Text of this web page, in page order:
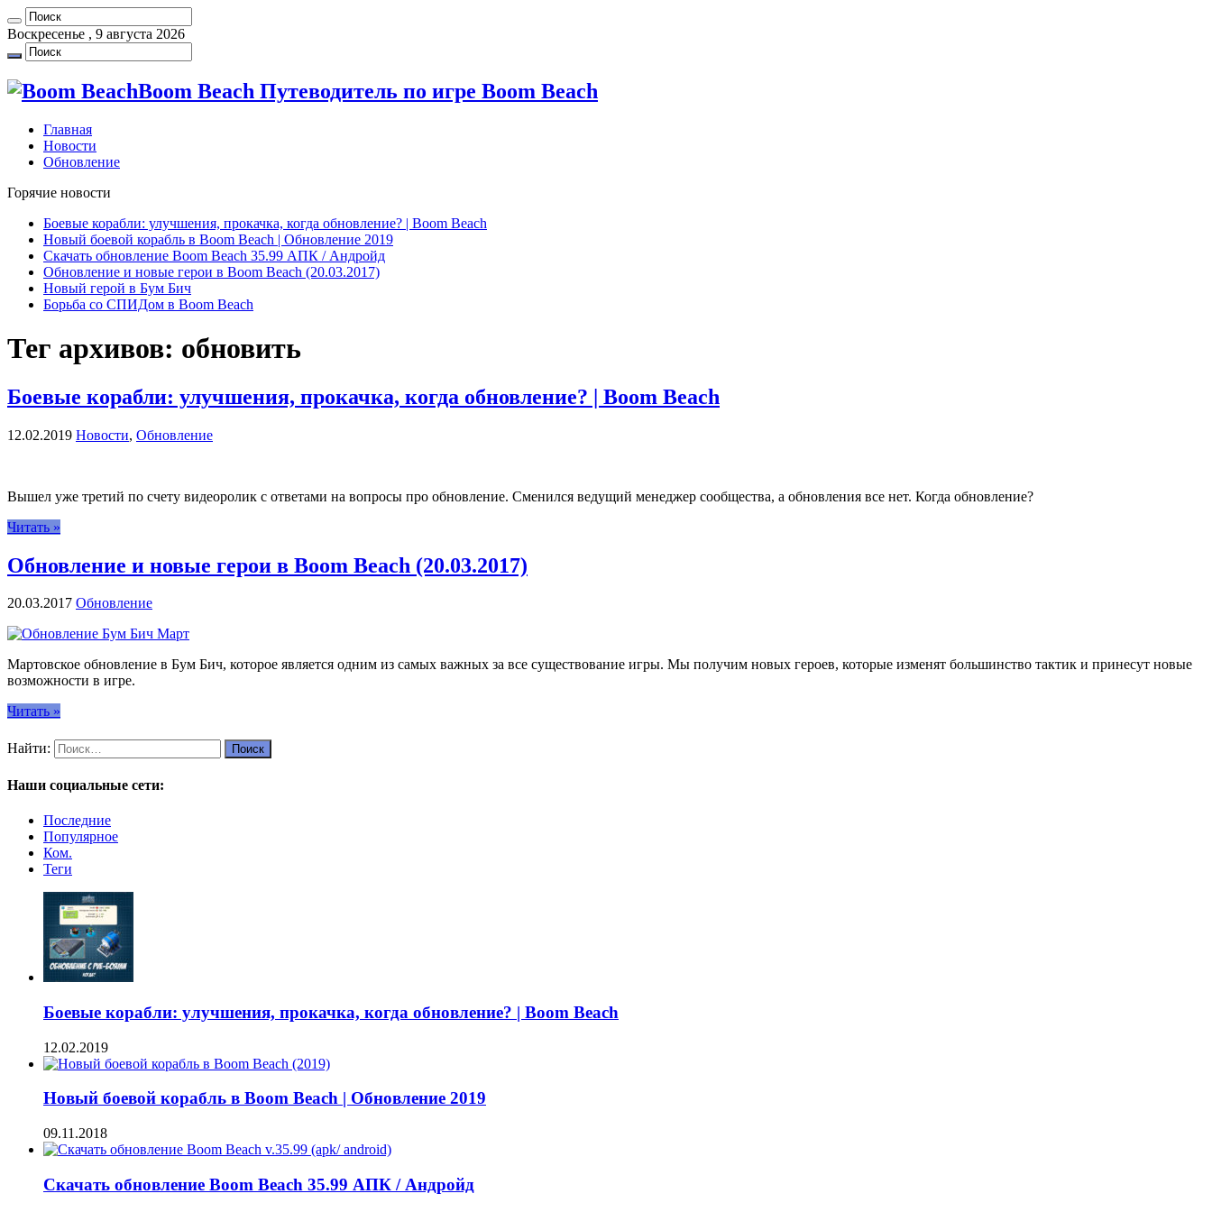
Воскресенье , 9 августа 2026
Boom Beach Путеводитель по игре Boom Beach
Главная
Новости
Обновление
Горячие новости
Боевые корабли: улучшения, прокачка, когда обновление? | Boom Beach
Новый боевой корабль в Boom Beach | Обновление 2019
Скачать обновление Boom Beach 35.99 АПК / Андройд
Обновление и новые герои в Boom Beach (20.03.2017)
Новый герой в Бум Бич
Борьба со СПИДом в Boom Beach
Тег архивов: обновить
Боевые корабли: улучшения, прокачка, когда обновление? | Boom Beach
12.02.2019 Новости, Обновление
Вышел уже третий по счету видеоролик с ответами на вопросы про обновление. Сменился ведущий менеджер сообщества, а обновления все нет. Когда обновление?
Читать »
Обновление и новые герои в Boom Beach (20.03.2017)
20.03.2017 Обновление
Мартовское обновление в Бум Бич, которое является одним из самых важных за все существование игры. Мы получим новых героев, которые изменят большинство тактик и принесут новые
возможности в игре.
Читать »
Найти:
Наши социальные сети:
Последние
Популярное
Ком.
Теги
Боевые корабли: улучшения, прокачка, когда обновление? | Boom Beach
12.02.2019
Новый боевой корабль в Boom Beach | Обновление 2019
09.11.2018
Скачать обновление Boom Beach 35.99 АПК / Андройд